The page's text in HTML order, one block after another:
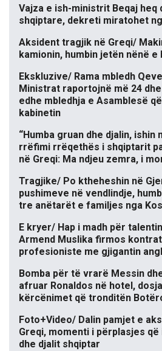
Vajza e ish-ministrit Beqaj
shqiptare, dekreti miratohet
Aksident tragjik në Greqi/
kamionin, humbin jetën nënë e
Ekskluzive/ Rama mbledh
Ministrat raportojnë më 24
edhe mbledhja e Asamblesë
kabinetin
“Humba gruan dhe djalin, ishin
rrëfimi rrëqethës i shqiptarit
në Greqi: Ma ndjeu zemra, i
Tragjike/ Po ktheheshin në
pushimeve në vendlindje,
tre anëtarët e familjes nga
E kryer/ Hap i madh për
Armend Muslika firmos
profesioniste me gjigantin
Bomba për të vrarë Messin
afruar Ronaldos në hotel,
kërcënimet që tronditën
Foto+Video/ Dalin pamjet e
Greqi, momenti i përplasjes
dhe djalit shqiptar